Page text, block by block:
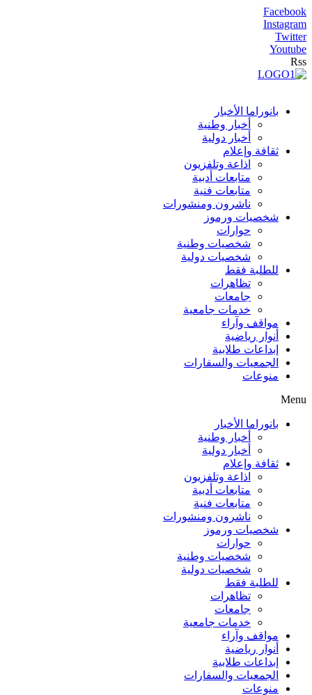
Facebook
Instagram
Twitter
Youtube
Rss
بانوراما الأخبار
أخبار وطنية
أخبار دولية
ثقافة وإعلام
اذاعة وتلفزيون
متابعات أدبية
متابعات فنية
ناشرون ومنشورات
شخصيات ورموز
حوارات
شخصيات وطنية
شخصيات دولية
للطلبة فقط
تظاهرات
جامعات
خدمات جامعية
مواقف وآراء
أنوار رياضية
إبداعات طلابية
الجمعيات والسفارات
منوعات
Menu
بانوراما الأخبار
أخبار وطنية
أخبار دولية
ثقافة وإعلام
اذاعة وتلفزيون
متابعات أدبية
متابعات فنية
ناشرون ومنشورات
شخصيات ورموز
حوارات
شخصيات وطنية
شخصيات دولية
للطلبة فقط
تظاهرات
جامعات
خدمات جامعية
مواقف وآراء
أنوار رياضية
إبداعات طلابية
الجمعيات والسفارات
منوعات